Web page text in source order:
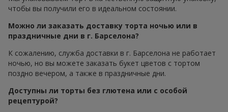
чтобы вы получили его в идеальном состоянии.
Можно ли заказать доставку торта ночью или в
праздничные дни в г. Барселона?
К сожалению, служба доставки в г. Барселона не работает
ночью, но вы можете заказать букет цветов с тортом
поздно вечером, а также в праздничные дни.
Доступны ли торты без глютена или с особой
рецептурой?